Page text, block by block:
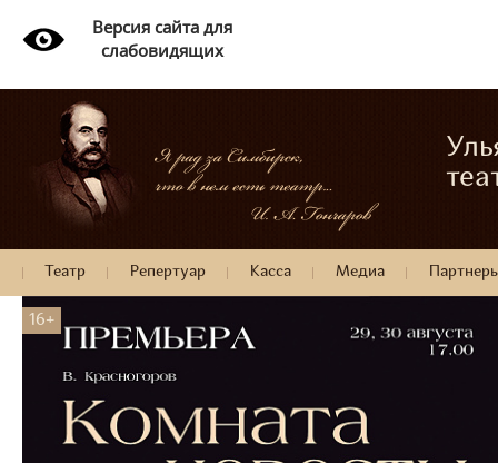
Версия сайта для
слабовидящих
Театр Репертуар Касса Медиа
16+